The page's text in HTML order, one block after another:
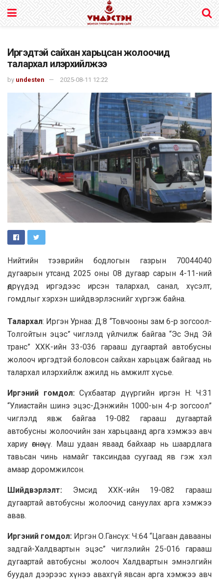
Иргэдтэй сайхан харьцсан жолоочид
талархал илэрхийлжээ
by undesten 2025-08-11 12:22
Нийтийн тээврийн бодлогын газрын 70044040
дугаарын утсанд 2025 оны 08 дугаар сарын 4-11-ний
өдрүүдэд иргэдээс ирсэн талархал, санал, хүсэлт,
гомдлыг хэрхэн шийдвэрлэснийг хүргэж байна.
Талархал: Иргэн Урнаа: Д:8 “Товчооны зам 6-р зогсоол-
Толгойтын эцэс” чиглэлд үйлчилж байгаа “Эс Энд Эй
транс” ХХК-ийн 33-036 гарааш дугаартай автобусны
жолооч иргэдтэй боловсон сайхан харьцаж байгаад нь
талархал илэрхийлж ажилд нь амжилт хүсье.
Иргэний гомдол: Сүхбаатар дүүргийн иргэн Н: Ч:31
“Улиастайн шинэ эцэс-Дэнжийн 1000-ын 4-р зогсоол”
чиглэлд явж байгаа 19-082 гарааш дугаартай
автобусны жолоочийн зан харьцаанд арга хэмжээ авч
хариу өгнө үү. Маш удаан яваад байхаар нь шаардлага
тавьсан чинь намайг таксиндаа суугаад яв гэж хэл
амаар доромжилсон.
Шийдвэрлэлт: Эмсид ХХК-ийн 19-082 гарааш
дугаартай автобусны жолоочид сануулах арга хэмжээ
авав.
Иргэний гомдол: Иргэн О.Гансүх: Ч:64 “Цагаан давааны
задгай-Халдвартын эцэс” чиглэлийн 25-016 гарааш
дугаартай автобусны жолооч Халдвартын эмнэлгийн
буудал дээрээс хүнээ авахгүй явсан арга хэмжээ авч